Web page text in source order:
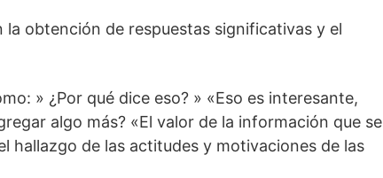
obtención de respuestas significativas y el
» ¿Por qué dice eso? » «Eso es interesante,
algo más? «El valor de la información que se
hallazgo de las actitudes y motivaciones de las